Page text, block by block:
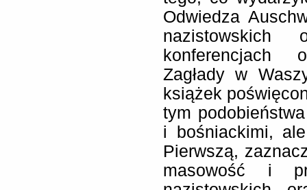
Odwiedza
konferencjach
Zagłady w
książek
tym
i bośniackimi,
Pierwszą,
masowość i